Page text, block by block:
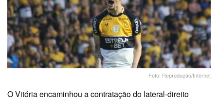
Foto: Reprodução/Internet
O Vitória encaminhou a contratação do lateral-direito